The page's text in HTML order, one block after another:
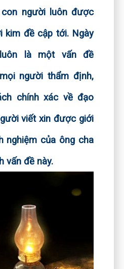
người luôn được
đề cập tới. Ngày
là một vấn đề
người thẩm định,
chính xác về đạo
viết xin được giới
nghiệm của ông cha
vấn đề này.